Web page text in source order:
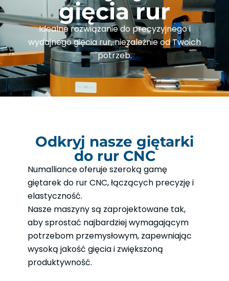
gięcia rur
Idealne rozwiązanie do precyzyjnego i
wydajnego gięcia rur, niezależnie od Twoich
potrzeb.
Odkryj nasze giętarki
do rur CNC
Numalliance oferuje szeroką gamę
giętarek do rur CNC, łączących precyzję i
elastyczność.
Nasze maszyny są zaprojektowane tak,
aby sprostać najbardziej wymagającym
potrzebom przemysłowym, zapewniając
wysoką jakość gięcia i zwiększoną
produktywność.